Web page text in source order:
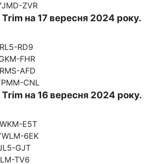
ZVR
на 17 вересня 2024 року.
RD9
FHR
AFD
CNL
на 16 вересня 2024 року.
E5T
6EK
GJT
TV6